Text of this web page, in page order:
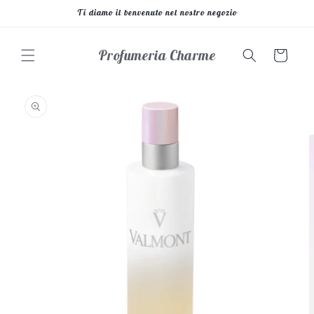
Ti diamo il benvenuto nel nostro negozio
Profumeria Charme Carrello
sul prodotto